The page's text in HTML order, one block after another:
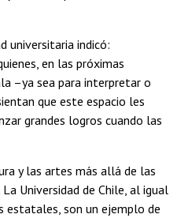
universitaria indicó:
en las próximas
–ya sea para interpretar o
que este espacio les
grandes logros cuando las
y las artes más allá de las
Universidad de Chile, al igual
estatales, son un ejemplo de